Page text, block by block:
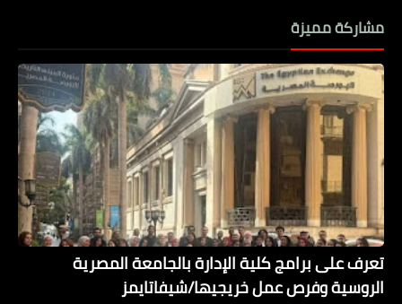
مشاركة مميزة
تعرف على برامج كلية الإدارة بالجامعة المصرية
الروسية وفرص عمل خريجيها/شيفاتايمز